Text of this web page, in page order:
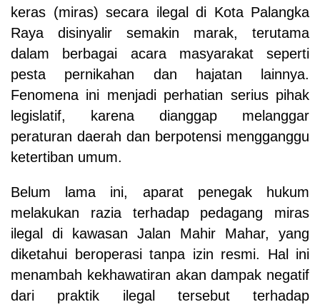
keras (miras) secara ilegal di Kota Palangka
Raya disinyalir semakin marak, terutama
dalam berbagai acara masyarakat seperti
pesta pernikahan dan hajatan lainnya.
Fenomena ini menjadi perhatian serius pihak
legislatif, karena dianggap melanggar
peraturan daerah dan berpotensi mengganggu
ketertiban umum.
Belum lama ini, aparat penegak hukum
melakukan razia terhadap pedagang miras
ilegal di kawasan Jalan Mahir Mahar, yang
diketahui beroperasi tanpa izin resmi. Hal ini
menambah kekhawatiran akan dampak negatif
dari praktik ilegal tersebut terhadap